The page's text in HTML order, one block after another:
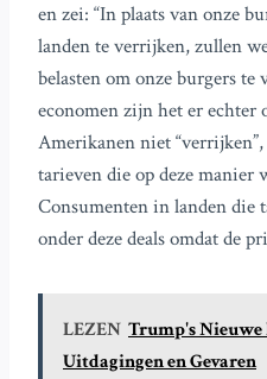
en zei: “In plaats van onze
landen te verrijken, zullen
belasten om onze burgers te
economen zijn het er echter
Amerikanen niet
tarieven die op deze manier
Consumenten in landen die
onder deze deals omdat de
LEZEN Trump's Nieuwe
Uitdagingen en Gevaren